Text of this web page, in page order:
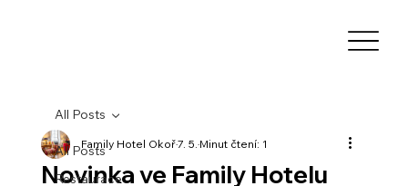
All Posts
Restaurace
All Posts
Novinka ve Family Hotelu
Family Hotel Okoř7. 5.Minut čtení: 1